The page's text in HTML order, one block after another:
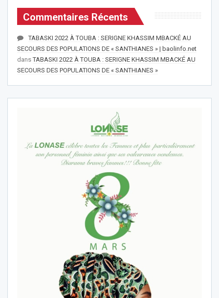
Commentaires Récents
TABASKI 2022 À TOUBA : SERIGNE KHASSIM MBACKÉ AU
SECOURS DES POPULATIONS DE « SANTHIANES » | baolinfo.net
dansTABASKI 2022 À TOUBA : SERIGNE KHASSIM MBACKÉ AU
SECOURS DES POPULATIONS DE « SANTHIANES »